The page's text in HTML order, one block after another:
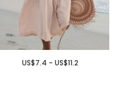
US$7.4 - US$11.2